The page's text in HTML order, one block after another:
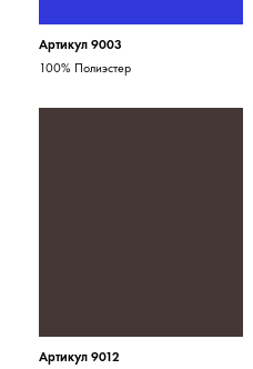
Артикул 9003
100% Полиэстер
Артикул 9012